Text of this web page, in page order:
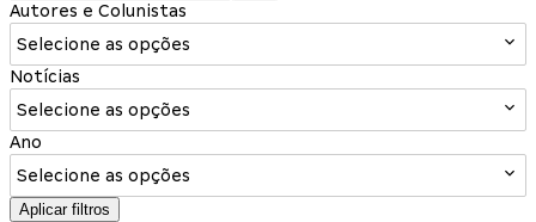
Autores e Colunistas
Selecione as opções
Notícias
Selecione as opções
Ano
Selecione as opções
Aplicar filtros